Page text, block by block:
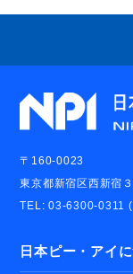
〒160-0023
東京都新宿区西新宿
TEL: 03-6300-0311
日本ピー・アイ